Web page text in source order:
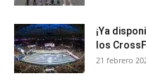
¡Ya
los
21 febrero